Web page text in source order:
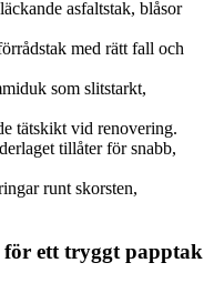
asfaltstak, blåsor
med rätt fall och
som slitstarkt,
tätskikt vid renovering.
tillåter för snabb,
runt skorsten,
ett tryggt papptak